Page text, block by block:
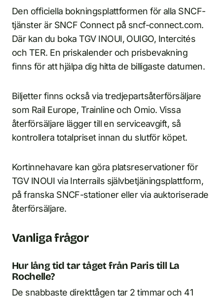
Den officiella bokningsplattformen för alla SNCF-
tjänster är SNCF Connect på sncf-connect.com.
Där kan du boka TGV INOUI, OUIGO, Intercités
och TER. En priskalender och prisbevakning
finns för att hjälpa dig hitta de billigaste datumen.
Biljetter finns också via tredjepartsåterförsäljare
som Rail Europe, Trainline och Omio. Vissa
återförsäljare lägger till en serviceavgift, så
kontrollera totalpriset innan du slutför köpet.
Kortinnehavare kan göra platsreservationer för
TGV INOUI via Interrails självbetjäningsplattform,
på franska SNCF-stationer eller via auktoriserade
återförsäljare.
Vanliga frågor
Hur lång tid tar tåget från Paris till La
Rochelle?
De snabbaste direkttågen tar 2 timmar och 41